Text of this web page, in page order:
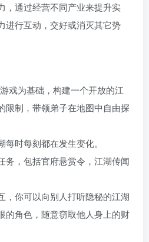
，通过经营不同产业来提升实
进行互动，交好或消灭其它势
戏为基础，构建一个开放的江
限制，带领弟子在地图中自由探
时每刻都在发生变化。
务，包括官府悬赏令，江湖传闻
，你可以向别人打听隐秘的江湖
的角色，随意窃取他人身上的财